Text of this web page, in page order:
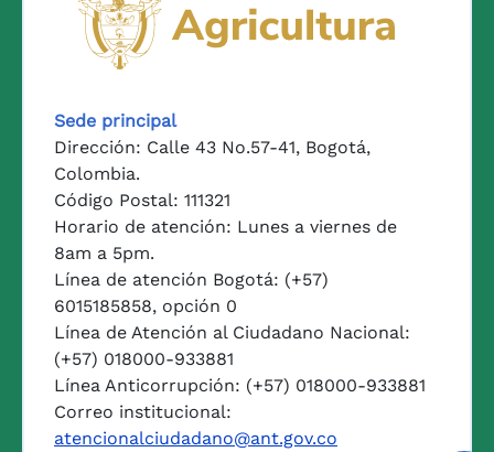
Sede principal
Dirección: Calle 43 No.57-41, Bogotá,
Colombia.
Código Postal: 111321
Horario de atención: Lunes a viernes de
8am a 5pm.
Línea de atención Bogotá: (+57)
6015185858, opción 0
Línea de Atención al Ciudadano Nacional:
(+57) 018000-933881
Línea Anticorrupción: (+57) 018000-933881
Correo institucional:
atencionalciudadano@ant.gov.co